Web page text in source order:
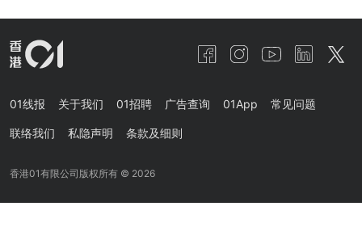
01线报 关于我们 01招聘 广告查询 01App 常见问题
联络我们 私隐声明 条款及细则
香港01有限公司版权所有 © 2026